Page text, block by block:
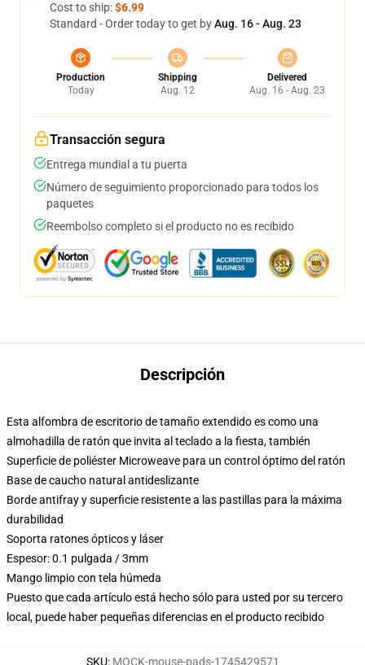
Cost to ship:$6.99
Standard - Order today to get byAug. 16 - Aug. 23
Production
Today
Shipping
Aug. 12
Delivered
Aug. 16 - Aug. 23
Transacción segura
Entrega mundial a tu puerta
Número de seguimiento proporcionado para todos los
paquetes
Reembolso completo si el producto no es recibido
Descripción
Esta alfombra de escritorio de tamaño extendido es como una
almohadilla de ratón que invita al teclado a la fiesta, también
Superficie de poliéster Microweave para un control óptimo del ratón
Base de caucho natural antideslizante
Borde antifray y superficie resistente a las pastillas para la máxima
durabilidad
Soporta ratones ópticos y láser
Espesor: 0.1 pulgada / 3mm
Mango limpio con tela húmeda
Puesto que cada artículo está hecho sólo para usted por su tercero
local, puede haber pequeñas diferencias en el producto recibido
SKU: MOCK-mouse-pads-1745429571